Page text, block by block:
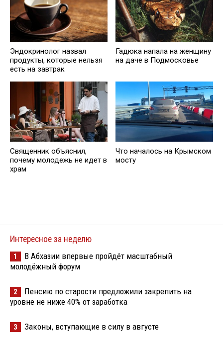
Эндокринолог назвал
продукты, которые нельзя
есть на завтрак
Гадюка напала на женщину
на даче в Подмосковье
Cвященник объяснил,
почему молодежь не идет в
храм
Что началось на Крымском
мосту
Интересное за неделю
1
В Абхазии впервые пройдёт масштабный
молодёжный форум
2
Пенсию по старости предложили закрепить на
уровне не ниже 40% от заработка
3 Законы, вступающие в силу в августе